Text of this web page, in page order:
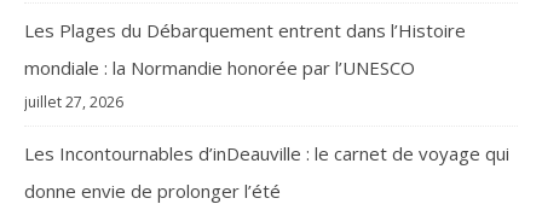
Les Plages du Débarquement entrent dans l’Histoire
mondiale : la Normandie honorée par l’UNESCO
juillet 27, 2026
Les Incontournables d’inDeauville : le carnet de voyage qui
donne envie de prolonger l’été